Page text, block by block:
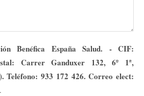
Benéfica España Salud. - CIF:
Carrer Ganduxer 132, 6º 1ª,
Teléfono: 933 172 426. Correo elect:
.